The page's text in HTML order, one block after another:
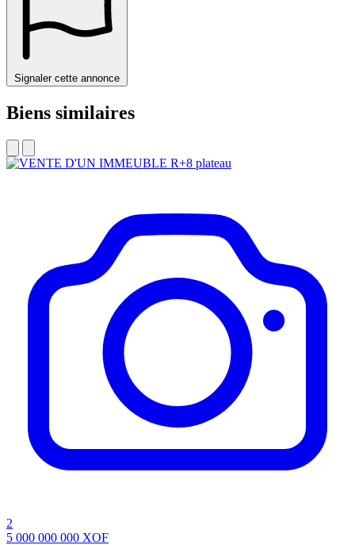
Signaler cette annonce
Biens similaires
2
5 000 000 000 XOF